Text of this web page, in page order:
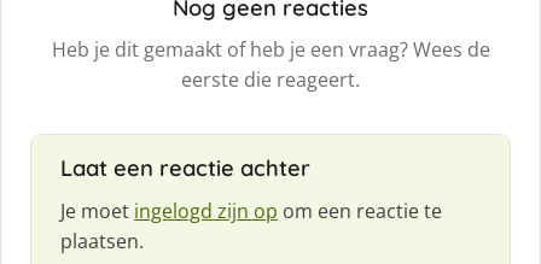
Nog geen reacties
Heb je dit gemaakt of heb je een vraag? Wees de
eerste die reageert.
Laat een reactie achter
Je moet ingelogd zijn op om een reactie te
plaatsen.